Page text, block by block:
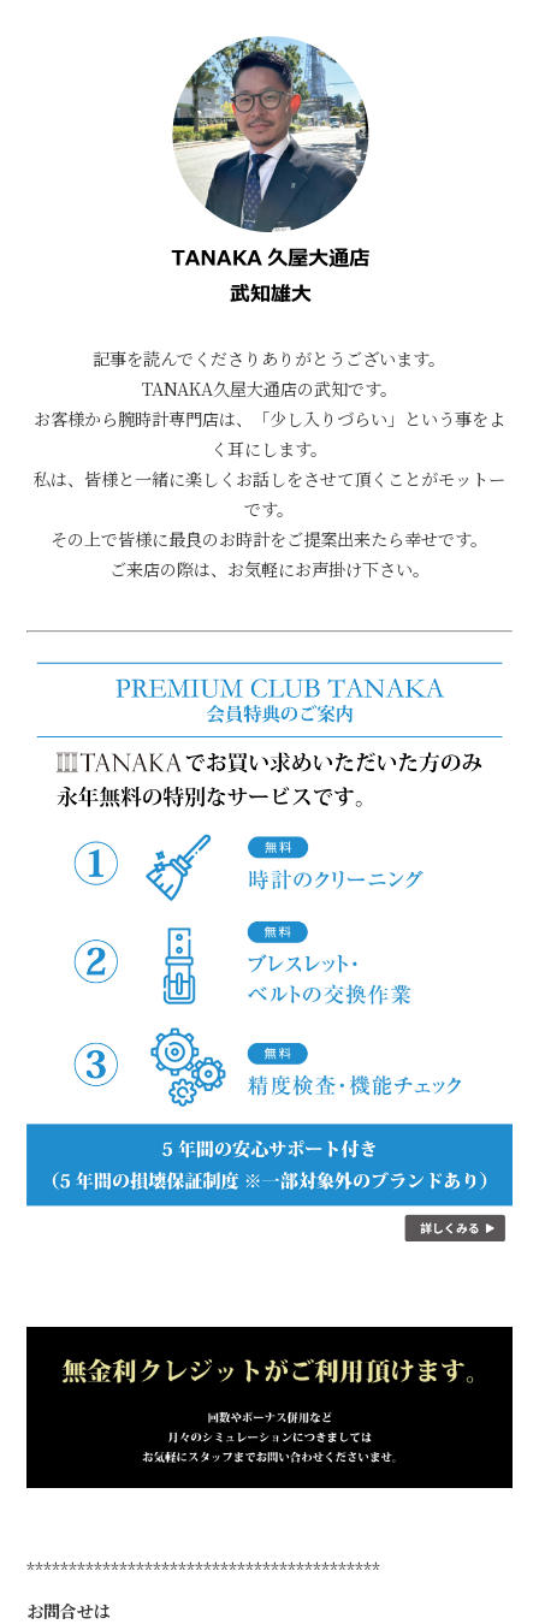
記事を読んでくださりありがとうございます。
TANAKA久屋大通店の武知です。
お客様から腕時計専門店は、「少し入りづらい」という事をよ
く耳にします。
私は、皆様と一緒に楽しくお話しをさせて頂くことがモットー
です。
その上で皆様に最良のお時計をご提案出来たら幸せです。
ご来店の際は、お気軽にお声掛け下さい。
******************************************
お問合せは